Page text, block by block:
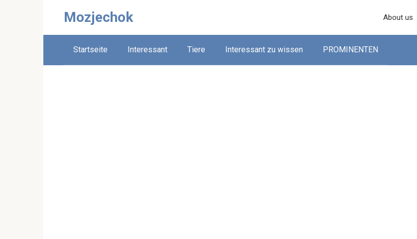
Mozjechok About us
Startseite Interessant Tiere Interessant zu wissen PROMINENTEN